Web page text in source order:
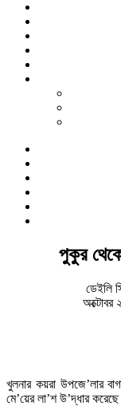
পুকুর
ডেইলি
অক্টোবর
খুলনার কয়রা উপজে’লার
মে’য়ের লা’শ উ’দ্ধার